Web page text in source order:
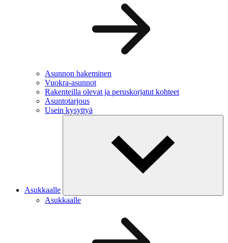
Asunnon hakeminen
Vuokra-asunnot
Rakenteilla olevat ja peruskorjatut kohteet
Asuntotarjous
Usein kysyttyä
Asukkaalle
Asukkaalle